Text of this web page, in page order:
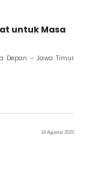
untuk Masa
Depan – Jawa Timur
18 Agustus 2025